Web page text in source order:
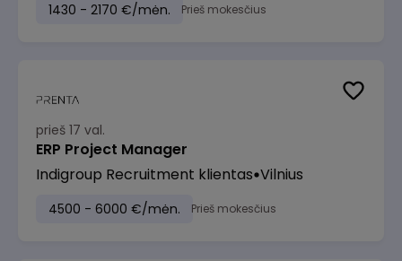
1430 - 2170 €/mėn. Prieš mokesčius
prieš 17 val.
ERP Project Manager
Indigroup Recruitment klientas Vilnius
4500 - 6000 €/mėn. Prieš mokesčius